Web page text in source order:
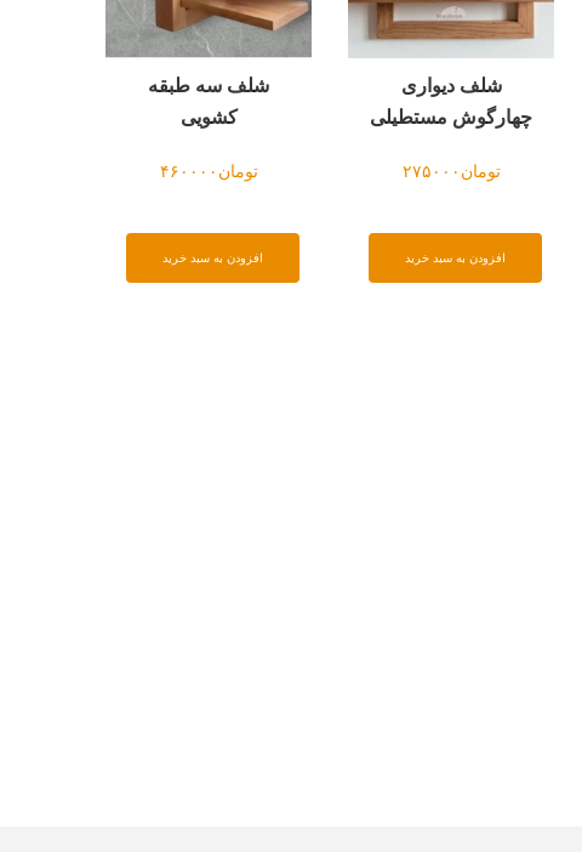
شلف دیواری
چهارگوش مستطیلی
تومان ۲۷۵۰۰۰
افزودن به سبد خرید
شلف سه طبقه
کشویی
تومان ۴۶۰۰۰۰
افزودن به سبد خرید